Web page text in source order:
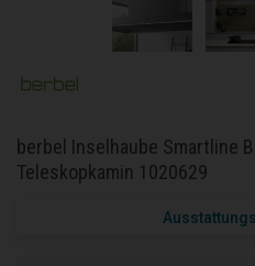
berbel Inselhaube Smartline
Teleskopkamin 1020629